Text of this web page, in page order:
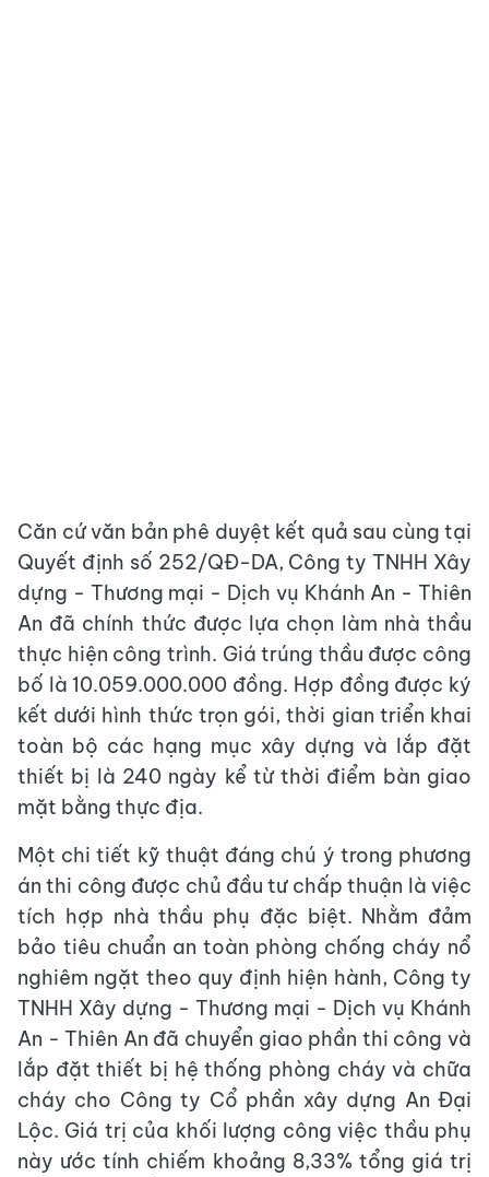
Căn cứ văn bản phê duyệt kết quả sau cùng tại
Quyết định số 252/QĐ-DA, Công ty TNHH Xây
dựng - Thương mại - Dịch vụ Khánh An - Thiên
An đã chính thức được lựa chọn làm nhà thầu
thực hiện công trình. Giá trúng thầu được công
bố là 10.059.000.000 đồng. Hợp đồng được ký
kết dưới hình thức trọn gói, thời gian triển khai
toàn bộ các hạng mục xây dựng và lắp đặt
thiết bị là 240 ngày kể từ thời điểm bàn giao
mặt bằng thực địa.
Một chi tiết kỹ thuật đáng chú ý trong phương
án thi công được chủ đầu tư chấp thuận là việc
tích hợp nhà thầu phụ đặc biệt. Nhằm đảm
bảo tiêu chuẩn an toàn phòng chống cháy nổ
nghiêm ngặt theo quy định hiện hành, Công ty
TNHH Xây dựng - Thương mại - Dịch vụ Khánh
An - Thiên An đã chuyển giao phần thi công và
lắp đặt thiết bị hệ thống phòng cháy và chữa
cháy cho Công ty Cổ phần xây dựng An Đại
Lộc. Giá trị của khối lượng công việc thầu phụ
này ước tính chiếm khoảng 8,33% tổng giá trị